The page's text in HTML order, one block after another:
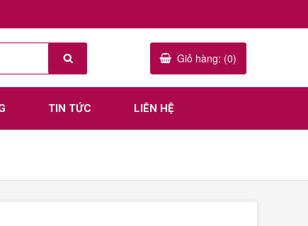
Giỏ hàng: (0)
TIN TỨC LIÊN HỆ